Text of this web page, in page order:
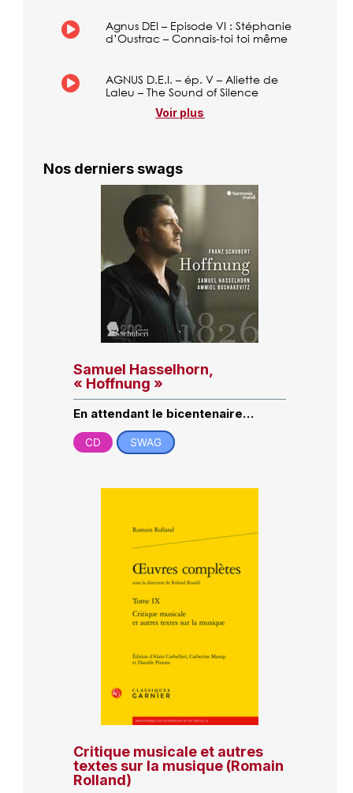
Agnus DEI – Episode VI : Stéphanie
d’Oustrac – Connais-toi toi même
AGNUS D.E.I. – ép. V – Aliette de
Laleu – The Sound of Silence
Voir plus
Nos derniers swags
Samuel Hasselhorn,
« Hoffnung »
En attendant le bicentenaire…
CD SWAG
Critique musicale et autres
textes sur la musique (Romain
Rolland)